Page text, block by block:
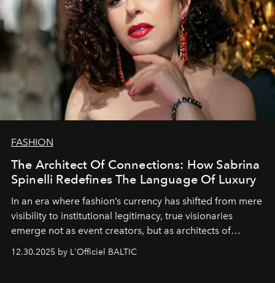
FASHION
The Architect Of Connections: How Sabrina
Spinelli Redefines The Language Of Luxury
In an era where fashion’s currency has shifted from mere
visibility to institutional legitimacy, true visionaries
emerge not as event creators, but as architects of
ecosystems.
Sabrina Spinelli
brand strategist with three decades of mastery in luxury,
12.30.2025 by L'Officiel BALTIC